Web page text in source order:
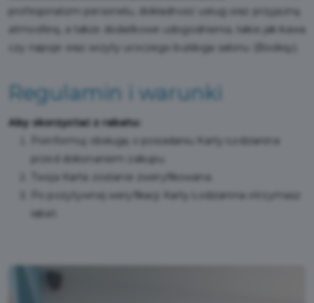
profesjonalizm personelu, dokładność usług oraz przyjazną
atmosferę, a także dodatkowe udogodnienia, takie jak kawa
czy napoje oraz wizyty uroczego buldoga salonu​ (Booksy)​.
Regulamin i warunki
Aby skorzystać z rabatu:
Poinformuj obsługę o posiadaniu Karty Łodzianina
przed dokonaniem zakupu.
Twoja Karta zostanie zweryfikowana.
Po pozytywnej weryfikacji Karty Łodzianina otrzymasz
rabat.